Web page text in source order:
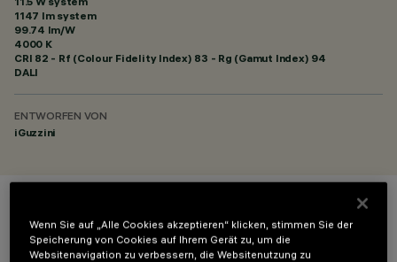
1147 lm system
99.74 lm/W
4000 K
CRI 82 - Rf (Colour Fidelity Index) 83 - Rg (Gamut Index) 94
DALI
ENTWORFEN VON
iGuzzini
FARBE
Wenn Sie auf „Alle Cookies akzeptieren“ klicken, stimmen Sie der
Speicherung von Cookies auf Ihrem Gerät zu, um die
Websitenavigation zu verbessern, die Websitenutzung zu